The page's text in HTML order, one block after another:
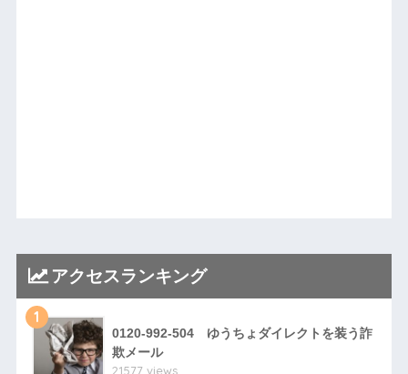
アクセスランキング
1
0120-992-504 ゆうちょダイレクトを装う詐
欺メール
21577 views